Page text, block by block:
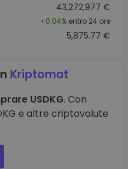
43,272,977 €
+0.04% entro 24 ore
5,875.77 €
Kriptomat
USDKG. Con
e altre criptovalute